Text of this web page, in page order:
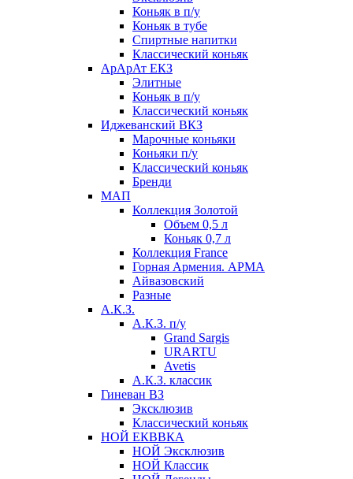
Коньяк в п/у
Коньяк в тубе
Спиртные напитки
Классический коньяк
АрАрАт ЕКЗ
Элитные
Коньяк в п/у
Классический коньяк
Иджеванский ВКЗ
Марочные коньяки
Коньяки п/у
Классический коньяк
Бренди
МАП
Коллекция Золотой
Объем 0,5 л
Коньяк 0,7 л
Коллекция France
Горная Армения. АРМА
Айвазовский
Разные
А.К.З.
А.К.З. п/у
Grand Sargis
URARTU
Avetis
А.К.З. классик
Гиневан ВЗ
Эксклюзив
Классический коньяк
НОЙ ЕКВВКА
НОЙ Эксклюзив
НОЙ Классик